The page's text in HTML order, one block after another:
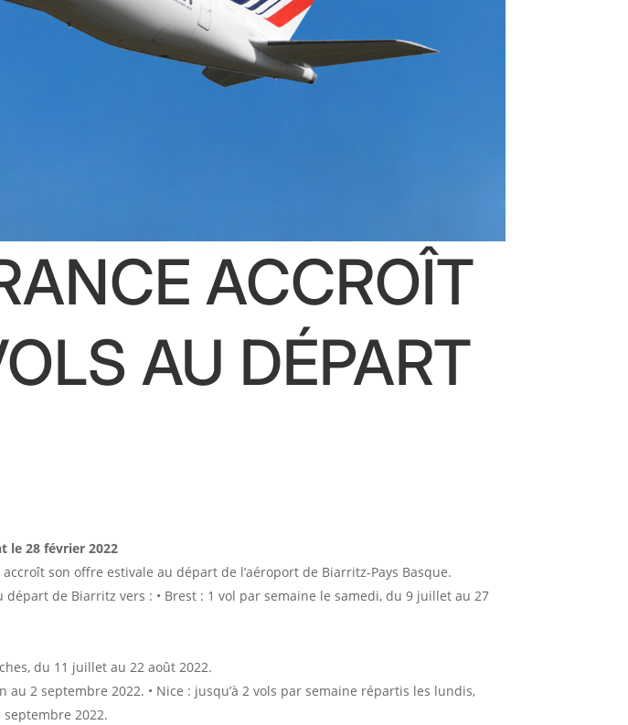
ACCROÎT
AU DÉPART
le 28 février 2022
son offre estivale au départ de l’aéroport de Biarritz-Pays Basque.
de Biarritz vers : • Brest : 1 vol par semaine le samedi, du 9 juillet au 27
du 11 juillet au 22 août 2022.
2 septembre 2022. • Nice : jusqu’à 2 vols par semaine répartis les lundis,
2022.